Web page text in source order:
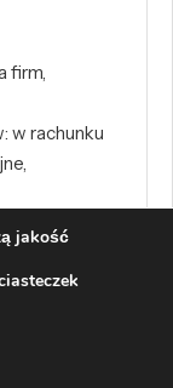
firm,
w rachunku
leasing,
jakość